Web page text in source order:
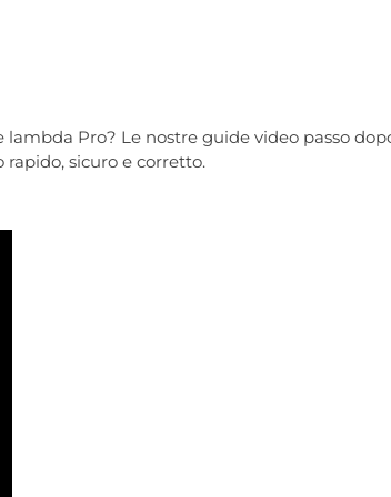
Pro? Le nostre guide video passo
sicuro e corretto.